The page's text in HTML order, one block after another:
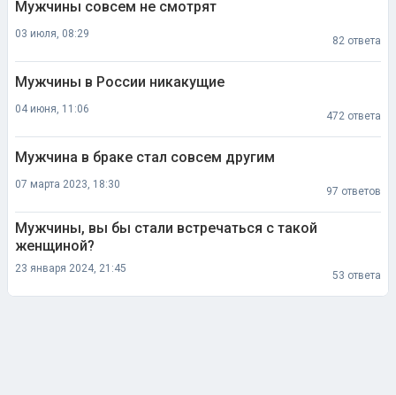
Мужчины совсем не смотрят
03 июля, 08:29
82 ответа
Мужчины в России никакущие
04 июня, 11:06
472 ответа
Мужчина в браке стал совсем другим
07 марта 2023, 18:30
97 ответов
Мужчины, вы бы стали встречаться с такой
женщиной?
23 января 2024, 21:45
53 ответа